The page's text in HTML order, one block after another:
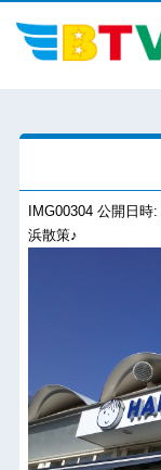
IMG00304公開日時:
浜散策♪